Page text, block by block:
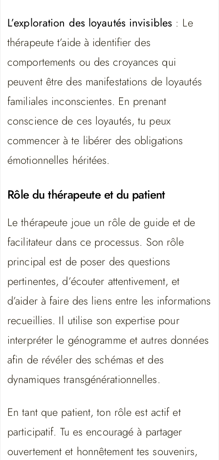
L’exploration des loyautés invisibles : Le
thérapeute t’aide à identifier des
comportements ou des croyances qui
peuvent être des manifestations de loyautés
familiales inconscientes. En prenant
conscience de ces loyautés, tu peux
commencer à te libérer des obligations
émotionnelles héritées.
Rôle du thérapeute et du patient
Le thérapeute joue un rôle de guide et de
facilitateur dans ce processus. Son rôle
principal est de poser des questions
pertinentes, d’écouter attentivement, et
d’aider à faire des liens entre les informations
recueillies. Il utilise son expertise pour
interpréter le génogramme et autres données
afin de révéler des schémas et des
dynamiques transgénérationnelles.
En tant que patient, ton rôle est actif et
participatif. Tu es encouragé à partager
ouvertement et honnêtement tes souvenirs,